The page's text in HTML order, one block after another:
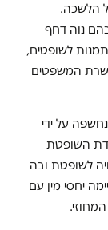
הלשכה.
נוה דחף
לשופטים,
שרת המשפטים
על ידי
השופטת
לשופטת ובה
יחסי מין עם